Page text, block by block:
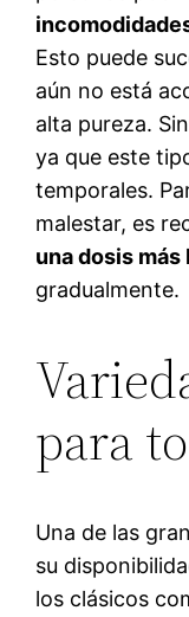
Esto puede
aún no está
alta pureza.
ya que este
temporales.
malestar, es
una dosis más
gradualmente.
para
Una de las
su
los clásicos